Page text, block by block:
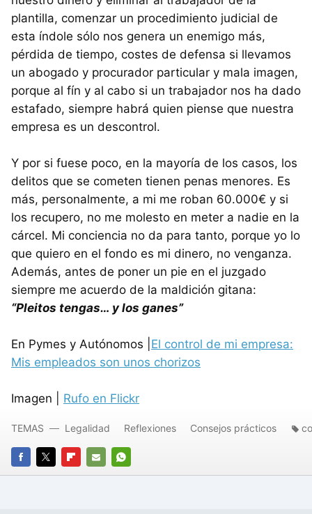
plantilla, comenzar un procedimiento judicial de
esta índole sólo nos genera un enemigo más,
pérdida de tiempo, costes de defensa si llevamos
un abogado y procurador particular y mala imagen,
porque al fín y al cabo si un trabajador nos ha dado
estafado, siempre habrá quien piense que nuestra
empresa es un descontrol.
Y por si fuese poco, en la mayoría de los casos, los
delitos que se cometen tienen penas menores. Es
más, personalmente, a mi me roban 60.000€ y si
los recupero, no me molesto en meter a nadie en la
cárcel. Mi conciencia no da para tanto, porque yo lo
que quiero en el fondo es mi dinero, no venganza.
Además, antes de poner un pie en el juzgado
siempre me acuerdo de la maldición gitana:
“Pleitos tengas… y los ganes”
En Pymes y Autónomos | El control de mi empresa:
Mis empleados son unos chorizos
Imagen | Rufo en Flickr
FACEBOOK
TWITTERFLIPBOARD
E-
WHATSAPP
TEMAS Legalidad Reflexiones Consejos prácticos